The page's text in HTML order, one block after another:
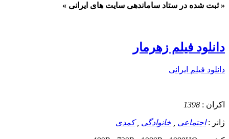
« ثبت شده در ستاد ساماندهی سایت های ایرانی »
دانلود فیلم زهرمار
دانلود فیلم ایرانی
اکران : 1398
ژانر :اجتماعی خانوادگی ,کمدی